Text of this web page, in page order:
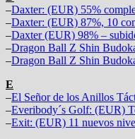
–Daxter: (EUR) 55%
–Daxter: (EUR) 87%, 10
–Daxter (EUR) 98% –
–Dragon Ball Z Shin
–Dragon Ball Z Shin
E
–El Señor de los Anillos
–Everibody´s Golf: (EUR)
–Exit: (EUR) 11 nuevos